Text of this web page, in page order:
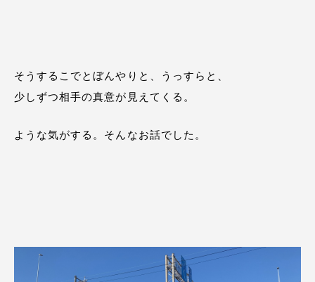
そうするこでとぼんやりと、うっすらと、
少しずつ相手の真意が見えてくる。
ような気がする。そんなお話でした。